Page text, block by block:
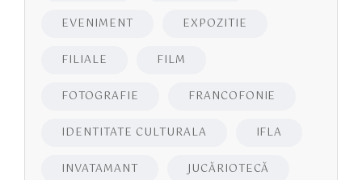
EVENIMENT EXPOZITIE
FILIALE FILM
FOTOGRAFIE FRANCOFONIE
IDENTITATE CULTURALA IFLA
INVATAMANT JUCĂRIOTECĂ